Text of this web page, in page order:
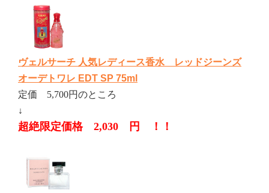
ヴェルサーチ 人気レディース香水 レッドジーンズ
オーデトワレ EDT SP 75ml
定価 5,700円のところ
↓
超絶限定価格 2,030 円 ！！